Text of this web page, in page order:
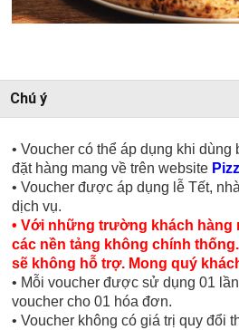
Chú ý
• Voucher có thể áp dụng khi
đặt hàng mang về trên website
• Voucher được áp dụng lễ Tết,
dịch vụ.
• Với những trường khách hàng
các nền tảng không chính
sẽ không hỗ trợ. Mong quý
• Mỗi voucher được sử dụng 01
voucher cho 01 hóa đơn.
• Voucher không có giá trị quy đổi